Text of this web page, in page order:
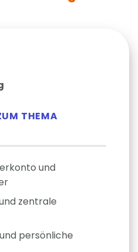
THEMA
und
zentrale
persönliche